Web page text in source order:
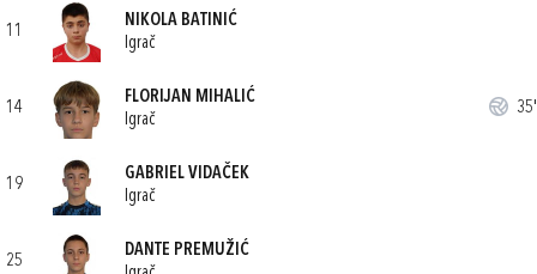
11
NIKOLA BATINIĆ
Igrač
14
FLORIJAN MIHALIĆ
Igrač
35'
19
GABRIEL VIDAČEK
Igrač
25
DANTE PREMUŽIĆ